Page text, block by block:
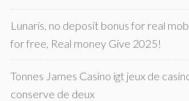
Lunaris, no deposit bonus for real
for free, Real money Give 2025!
Tonnes James Casino igt jeux de
conserve de deux